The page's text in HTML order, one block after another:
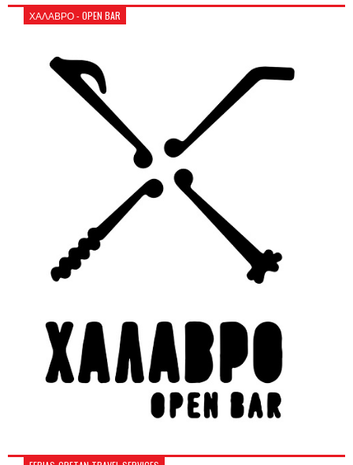
ΧΑΛΑΒΡΟ - OPEN BAR